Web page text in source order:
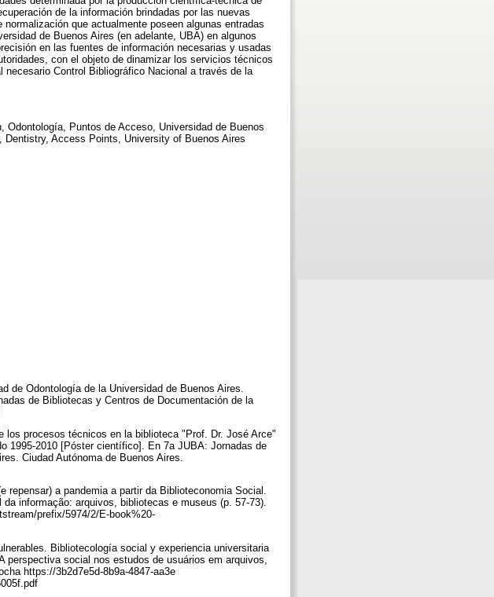
de la información brindadas por las nuevas
que actualmente poseen algunas entradas
de Buenos Aires (en adelante, UBA) en algunos
en las fuentes de información necesarias y usadas
con el objeto de dinamizar los servicios técnicos
Control Bibliográfico Nacional a través de la
Odontología, Puntos de Acceso, Universidad de Buenos
Access Points, University of Buenos Aires
de Odontología de la Universidad de Buenos Aires.
de Bibliotecas y Centros de Documentación de la
los procesos técnicos en la biblioteca "Prof. Dr. José Arce"
1995-2010 [Póster científico]. En 7a JUBA: Jornadas de
Ciudad Autónoma de Buenos Aires.
repensar) a pandemia a partir da Biblioteconomia Social.
informação: arquivos, bibliotecas e museus (p. 57-73).
prefix/5974/2/E-book%20-
Bibliotecología social y experiencia universitaria
perspectiva social nos estudos de usuários em arquivos,
https://3b2d7e5d-8b9a-4847-aa3e